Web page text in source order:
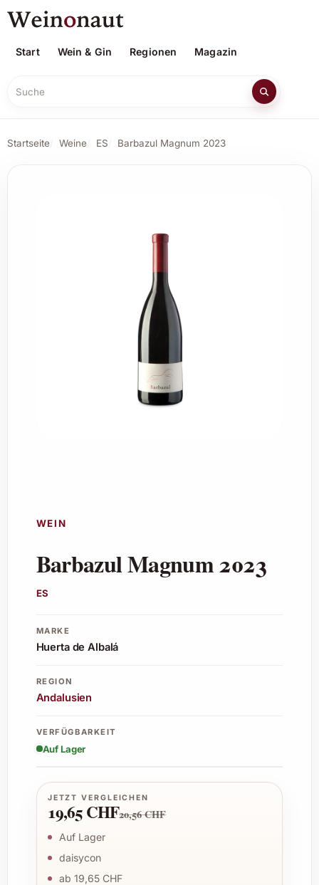
Start Wein & Gin Regionen Magazin
Suche
Startseite Weine ES Barbazul Magnum 2023
WEIN
Barbazul Magnum 2023
ES
MARKE
Huerta de Albalá
REGION
Andalusien
VERFÜGBARKEIT
Auf Lager
JETZT VERGLEICHEN
19,65 CHF20,56 CHF
Auf Lager
daisycon
ab 19,65 CHF